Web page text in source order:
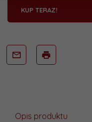
KUP TERAZ!
Opis produktu